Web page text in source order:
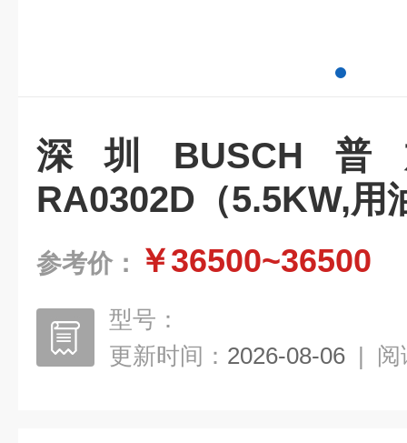
深圳BUSCH
RA0302D（5.5KW,用
参考价： ￥36500~36500
型号：
更新时间： 2026-08-06 | 阅